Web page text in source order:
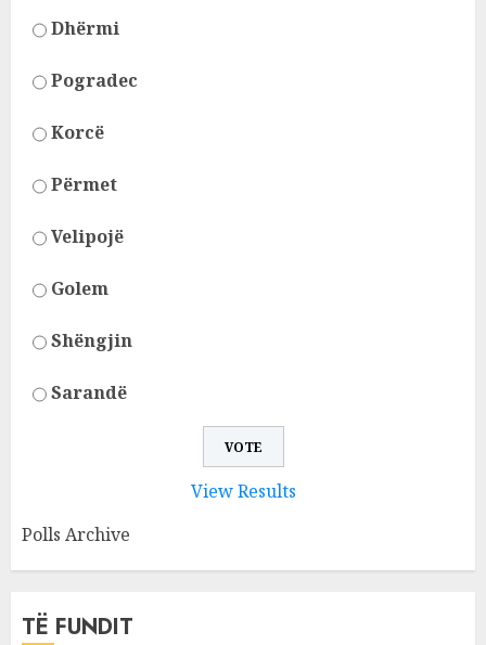
Dhërmi
Pogradec
Korcë
Përmet
Velipojë
Golem
Shëngjin
Sarandë
View Results
Polls Archive
TË FUNDIT